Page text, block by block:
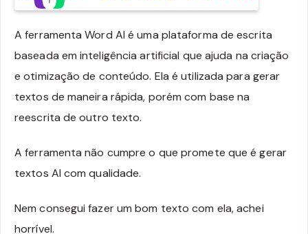
A ferramenta Word AI é uma plataforma de escrita
baseada em inteligência artificial que ajuda na criação
e otimização de conteúdo. Ela é utilizada para gerar
textos de maneira rápida, porém com base na
reescrita de outro texto.
A ferramenta não cumpre o que promete que é gerar
textos AI com qualidade.
Nem consegui fazer um bom texto com ela, achei
horrível.